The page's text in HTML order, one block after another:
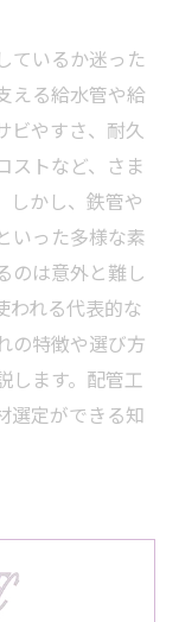
ているか迷った
える給水管や給
ビやすさ、耐久
ストなど、さま
しかし、鉄管や
いった多様な素
のは意外と難し
われる代表的な
の特徴や選び方
します。配管工
選定ができる知